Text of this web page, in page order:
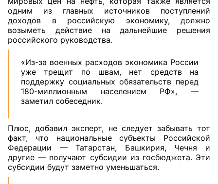
одним из главных источников поступлений
доходов в российскую экономику, должно
возыметь действие на дальнейшие решения
российского руководства.
«Из-за военных расходов экономика России
уже трещит по швам, нет средств на
поддержку социальных обязательств перед
180-миллионным населением РФ», —
заметил собеседник.
Плюс, добавил эксперт, не следует забывать тот
факт, что национальные субъекты Российской
Федерации — Татарстан, Башкирия, Чечня и
другие — получают субсидии из госбюджета. Эти
субсидии будут заметно уменьшаться.